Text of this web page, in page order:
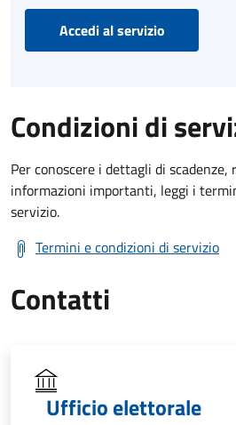
Accedi al servizio
Condizioni di
Per conoscere i dettagli di
informazioni importanti, leggi i
servizio.
Termini e condizioni di servizio
Contatti
Ufficio elettorale